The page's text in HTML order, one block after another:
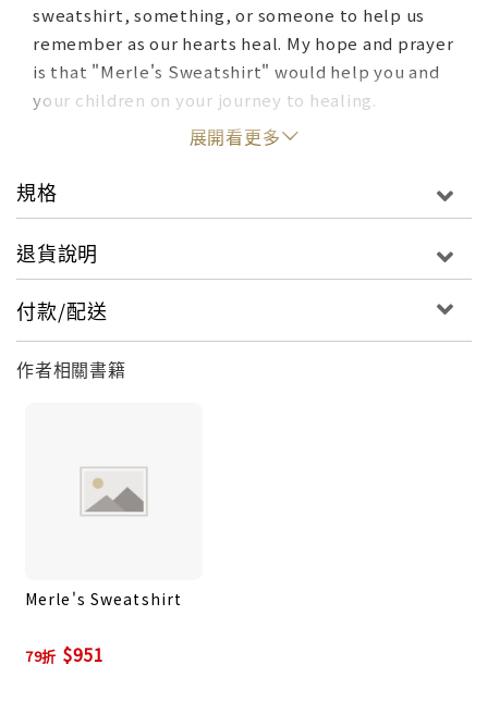
sweatshirt, something, or someone to help us
remember as our hearts heal. My hope and prayer
is that "Merle's Sweatshirt" would help you and
your children on your journey to healing.
展開看更多
規格
退貨說明
付款/配送
作者相關書籍
Merle's Sweatshirt
79折 $951